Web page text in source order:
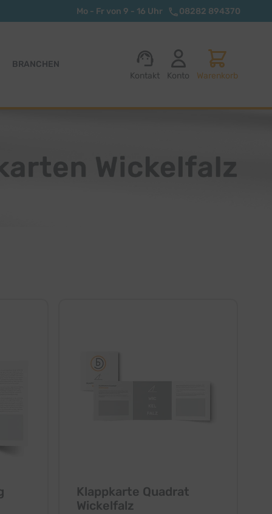
Mo - Fr von 9 - 16 Uhr 08282 894370
BRANCHEN
Kontakt
Konto Warenkorb
Klappkarte Quadrat
Wickelfalz